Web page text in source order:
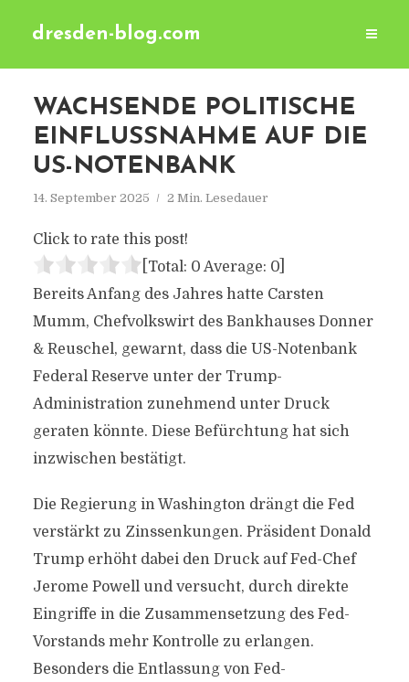
dresden-blog.com
WACHSENDE POLITISCHE
EINFLUSSNAHME AUF DIE
US-NOTENBANK
14. September 2025 2 Min. Lesedauer
Click to rate this post!
[Total: 0 Average: 0]
Bereits Anfang des Jahres hatte Carsten
Mumm, Chefvolkswirt des Bankhauses Donner
& Reuschel, gewarnt, dass die US-Notenbank
Federal Reserve unter der Trump-
Administration zunehmend unter Druck
geraten könnte. Diese Befürchtung hat sich
inzwischen bestätigt.
Die Regierung in Washington drängt die Fed
verstärkt zu Zinssenkungen. Präsident Donald
Trump erhöht dabei den Druck auf Fed-Chef
Jerome Powell und versucht, durch direkte
Eingriffe in die Zusammensetzung des Fed-
Vorstands mehr Kontrolle zu erlangen.
Besonders die Entlassung von Fed-